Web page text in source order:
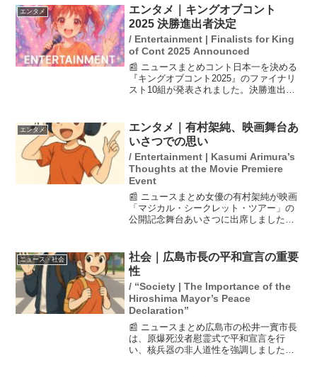
家たちは持続可能な生産方法を模索中。
一方、小規模農家は「百姓一...
エンタメ
エンタメ｜キングオブコント
2025 決勝進出者決定
/ Entertainment | Finalists for King
of Cont 2025 Announced
📰 ニュースまとめコント日本一を決める
『キングオブコント2025』のファイナリ
スト10組が発表されました。決勝進出者
ファイヤーサンダー、ベルナルド、や
団、レインボー、...
エンタメ
エンタメ｜有村架純、映画舞台あ
いさつでの思い
/ Entertainment | Kasumi Arimura’s
Thoughts at the Movie Premiere
Event
📰 ニュースまとめ女優の有村架純が映画
「マジカル・シークレット・ツアー」の
公開記念舞台あいさつに出席しました。
とのメッセージを伝えました。この発言
は、観客に勇気を与える...
ニュース・社会
社会｜広島市長の平和宣言の重要
性
/ “Society | The Importance of the
Hiroshima Mayor’s Peace
Declaration”
📰 ニュースまとめ広島市の松井一實市長
は、原爆死没者慰霊式で平和宣言を行
い、核兵器の非人道性を強調しました。